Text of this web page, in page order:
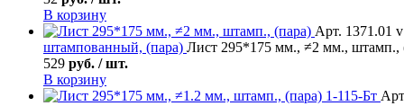
В корзину
Арт. 1371.01 v
штампованный, (пара) Лист 295*175 мм., ≠2 мм., штамп.,
529 руб. / шт.
В корзину